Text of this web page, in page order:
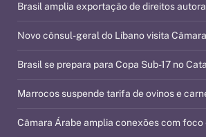
Brasil amplia exportação de direitos
Novo cônsul-geral do Líbano visita
Brasil se prepara para Copa Sub-17 no
Marrocos suspende tarifa de ovinos e
Câmara Árabe amplia conexões com foco